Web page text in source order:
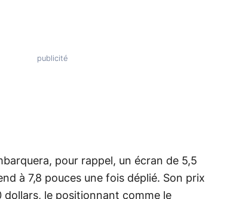
pour rappel, un écran de 5,5
à 7,8 pouces une fois déplié. Son prix
le positionnant comme le